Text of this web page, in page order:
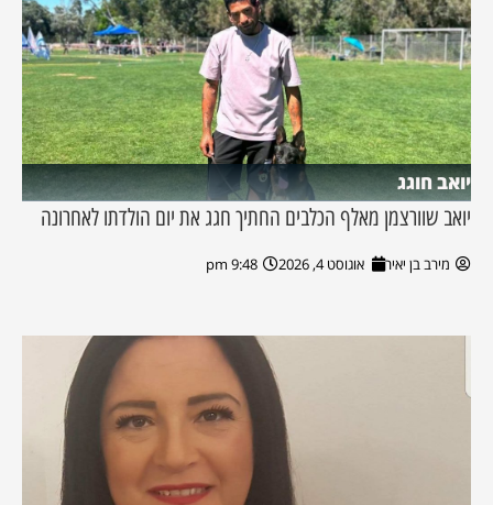
יואב חוגג
יואב שוורצמן מאלף הכלבים החתיך חגג את יום הולדתו לאחרונה
מירב בן יאיר אוגוסט 4, 2026 9:48 pm